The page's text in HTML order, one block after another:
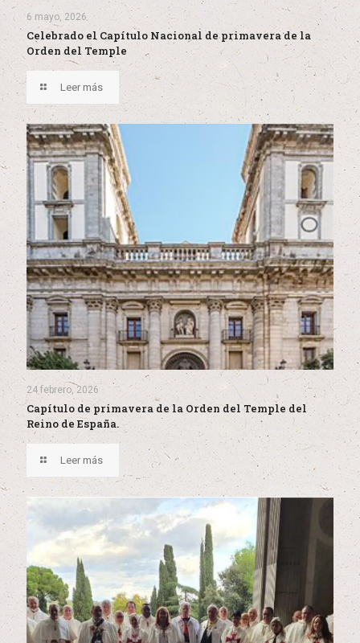
6 mayo, 2026
Celebrado el Capítulo Nacional de primavera de la
Orden del Temple
Leer más
24 febrero, 2026
Capítulo de primavera de la Orden del Temple del
Reino de España.
Leer más